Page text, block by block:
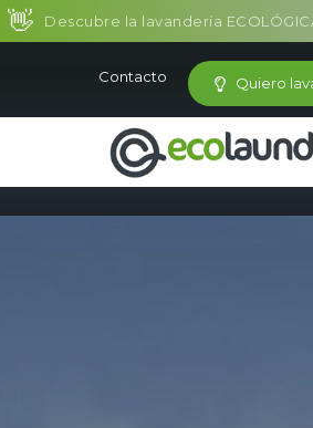
👋 Descubre la lavandería
Contacto Quiero lav